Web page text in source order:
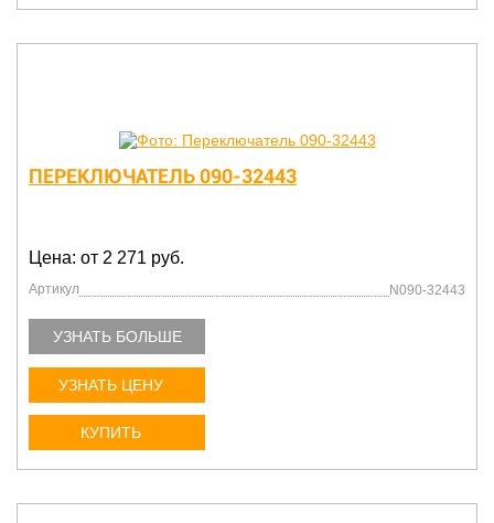
ПЕРЕКЛЮЧАТЕЛЬ 090-32443
Цена: от 2 271 руб.
Артикул N090-32443
УЗНАТЬ БОЛЬШЕ
УЗНАТЬ ЦЕНУ
КУПИТЬ